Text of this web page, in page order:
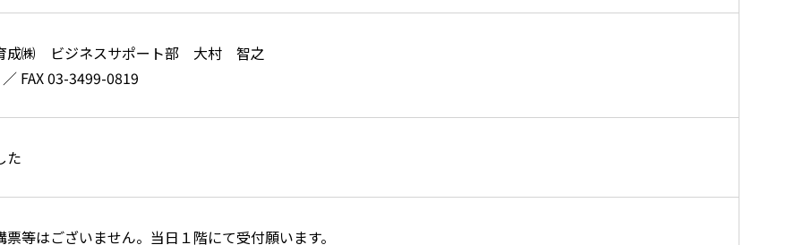
成㈱ ビジネスサポート部 大村 智之
FAX 03-3499-0819
た
等はございません。当日１階にて受付願います。